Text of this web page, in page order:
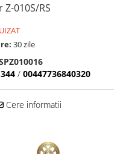
010S/RS
30 zile
/ 00447736840320
Cere informatii